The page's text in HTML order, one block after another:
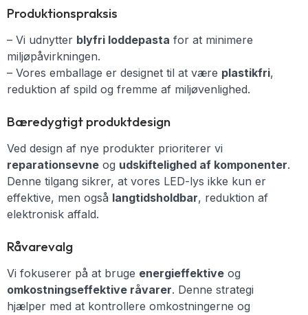
Produktionspraksis
– Vi udnytter blyfri loddepasta for at minimere
miljøpåvirkningen.
– Vores emballage er designet til at være plastikfri,
reduktion af spild og fremme af miljøvenlighed.
Bæredygtigt produktdesign
Ved design af nye produkter prioriterer vi
reparationsevne og udskiftelighed af komponenter.
Denne tilgang sikrer, at vores LED-lys ikke kun er
effektive, men også langtidsholdbar, reduktion af
elektronisk affald.
Råvarevalg
Vi fokuserer på at bruge energieffektive og
omkostningseffektive råvarer. Denne strategi
hjælper med at kontrollere omkostningerne og